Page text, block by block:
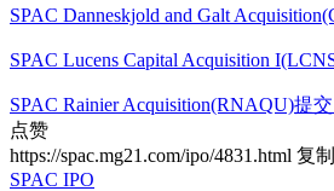
SPAC Danneskjold and Galt
SPAC Lucens Capital Acquisition
SPAC Rainier Acquisition(RNAQU)提
点赞
https://spac.mg21.com/ipo/4831.html 复
SPAC IPO